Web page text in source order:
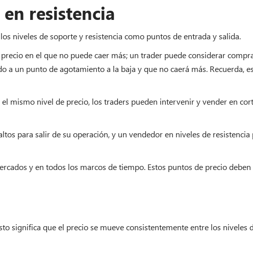
resistencia
niveles de soporte y resistencia como puntos de entrada y salida.
en el que no puede caer más; un trader puede considerar
un punto de agotamiento a la baja y que no caerá más. Recuerda,
mismo nivel de precio, los traders pueden intervenir y vender en
para salir de su operación, y un vendedor en niveles de
y en todos los marcos de tiempo. Estos puntos de precio
significa que el precio se mueve consistentemente entre los niveles